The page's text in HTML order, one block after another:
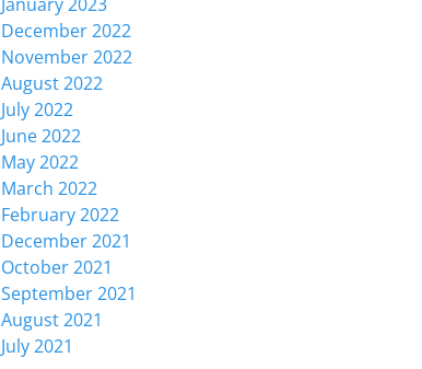
December 2022
November 2022
August 2022
July 2022
June 2022
May 2022
March 2022
February 2022
December 2021
October 2021
September 2021
August 2021
July 2021